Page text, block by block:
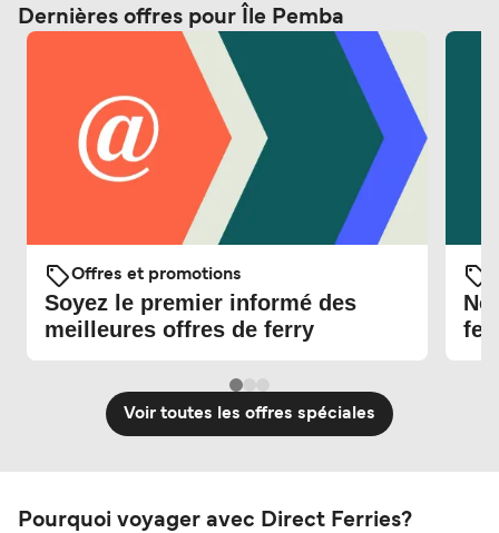
Dernières offres pour Île Pemba
Offres et promotions
Soyez le premier informé des
meilleures offres de ferry
Voir toutes les offres spéciales
Pourquoi voyager avec Direct Ferries?